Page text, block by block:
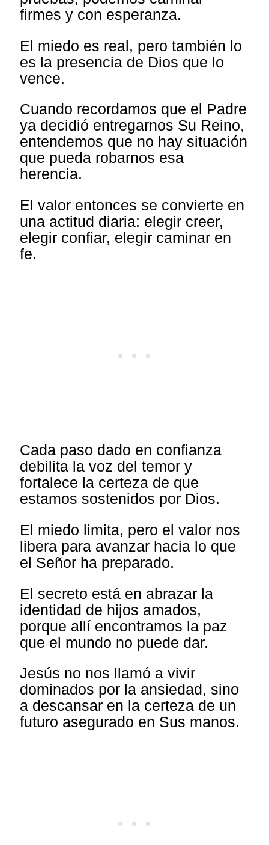
firmes y con esperanza.
El miedo es real, pero también lo
es la presencia de Dios que lo
vence.
Cuando recordamos que el Padre
ya decidió entregarnos Su Reino,
entendemos que no hay situación
que pueda robarnos esa
herencia.
El valor entonces se convierte en
una actitud diaria: elegir creer,
elegir confiar, elegir caminar en
fe.
Cada paso dado en confianza
debilita la voz del temor y
fortalece la certeza de que
estamos sostenidos por Dios.
El miedo limita, pero el valor nos
libera para avanzar hacia lo que
el Señor ha preparado.
El secreto está en abrazar la
identidad de hijos amados,
porque allí encontramos la paz
que el mundo no puede dar.
Jesús no nos llamó a vivir
dominados por la ansiedad, sino
a descansar en la certeza de un
futuro asegurado en Sus manos.